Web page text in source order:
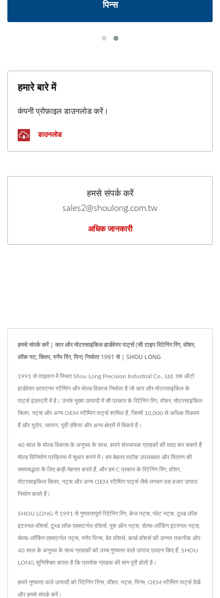
पिन्स
हमारे बारे में
कंपनी प्रोफ़ाइल डाउनलोड करें।
डाउनलोड
हमसे संपर्क करें
sales2@shoulong.com.tw
अधिक जानकारी
हमसे संपर्क करें | कार और मोटरसाइकिल हार्डवेयर पार्ट्स (सी टाइप रिटेनिंग रिंग, वॉशर,
लॉक नट, क्लिप, स्नैप रिंग, पिन) निर्माता 1991 से | SHOU LONG
1991 से ताइवान में स्थित Shou Long Precision Industrial Co., Ltd. एक ऑटो
हार्डवेयर फ़ास्टनर स्टैम्पिंग और मोल्ड विकास निर्माता है जो कार और मोटरसाइकिल के
पार्ट्स इंडस्ट्री में है। उनके मुख्य उत्पादों में सी प्रकार के रिटेनिंग रिंग, वॉशर, मोटरसाइकिल
क्लिप, नट्स और अन्य OEM स्टैम्पिंग पार्ट्स शामिल हैं, जिनमें 10,000 से अधिक विकल्प
हैं और यूरोप, जापान, पूर्वी एशिया और अन्य क्षेत्रों में बिकते हैं।
40 साल के मोल्ड विकास के अनुभव के साथ, हमारे संस्थापक ग्राहकों की मदद कर सकते हैं
मोल्ड विनिर्माण प्रक्रिया में सुधार करने में। हम बेहतर स्टॉक उपलब्धता और वितरण की
समयबद्धता के लिए कड़ी मेहनत करते हैं, और हम C प्रकार के रिटेनिंग रिंग, वॉशर,
मोटरसाइकिल क्लिप, नट्स और अन्य OEM स्टैम्पिंग पार्ट्स जैसे लगभग दस हजार उत्पाद
निर्माण करते हैं।
SHOU LONG ने 1991 से गुणवत्तापूर्ण रिटेनिंग रिंग, केज नट्स, प्लेट नट्स, टूथ्ड लॉक
इंटरनल वॉशर्स, टूथ्ड लॉक एक्सटर्नल वॉशर्स, पुश ऑन नट्स, सेल्फ-लॉकिंग इंटरनल नट्स,
सेल्फ-लॉकिंग एक्सटर्नल नट्स, स्नैप पिन्स, वेव वॉशर्स, कर्व्ड वॉशर्स की उन्नत तकनीक और
40 साल के अनुभव के साथ ग्राहकों को उच्च गुणवत्ता वाले उत्पाद प्रदान किए हैं, SHOU
LONG सुनिश्चित करता है कि प्रत्येक ग्राहक की मांग पूरी होती है।
हमारे गुणवत्ता वाले उत्पादों को रिटेनिंग रिंग्स वॉशर, नट्स पिन्स OEM स्टैम्पिंग पार्ट्स देखें
औरहमसे संपर्क करें।